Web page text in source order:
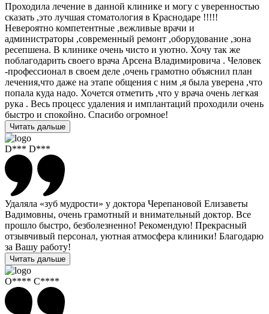
Проходила лечение в данной клинике и могу с уверенностью
сказать ,это лучшая стоматология в Краснодаре !!!!!
Невероятно компетентные ,вежливые врачи и
администраторы ,современный ремонт ,оборудование ,зона
ресепшена. В клинике очень чисто и уютно. Хочу так же
поблагодарить своего врача Арсена Владимировича . Человек
-профессионал в своем деле ,очень грамотно объяснил план
лечения,что даже на этапе общения с ним ,я была уверена ,что
попала куда надо. Хочется отметить ,что у врача очень легкая
рука . Весь процесс удаления и имплантаций проходили очень
быстро и спокойно. Спасибо огромное!
Читать дальше
D*** D***
Удаляла «зуб мудрости» у доктора Черепановой Елизаветы
Вадимовны, очень грамотный и внимательный доктор. Все
прошло быстро, безболезненно! Рекомендую! Прекрасный
отзывчивый персонал, уютная атмосфера клиники! Благодарю
за Вашу работу!
Читать дальше
О**** С****